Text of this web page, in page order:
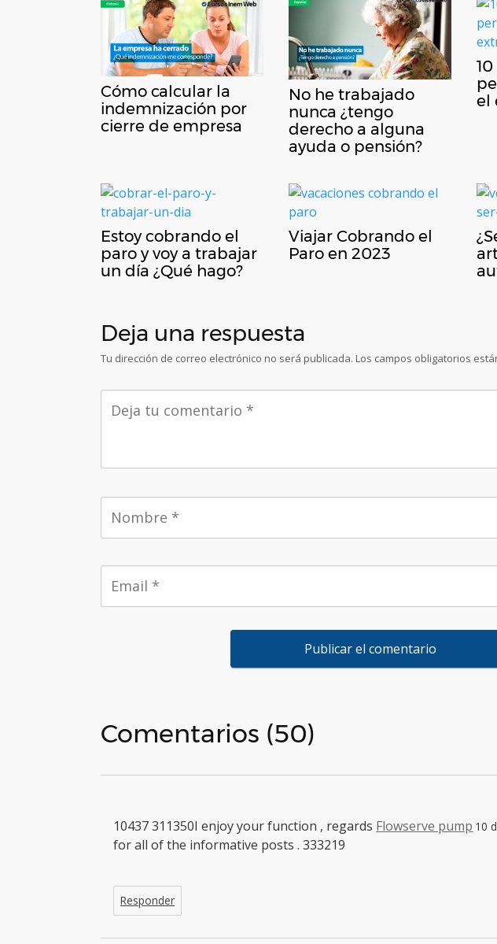
Cómo calcular la
indemnización por
cierre de empresa
No he trabajado
nunca ¿tengo
derecho a alguna
ayuda o pensión?
el
Estoy cobrando el
paro y voy a trabajar
un día ¿Qué hago?
Viajar Cobrando el
Paro en 2023
Deja una respuesta
Tu dirección de correo electrónico no será publicada. Los campos obligatorios
Comentarios (50)
Flowserve pump 10
10437 311350I enjoy your function , regards
for all of the informative posts . 333219
Responder